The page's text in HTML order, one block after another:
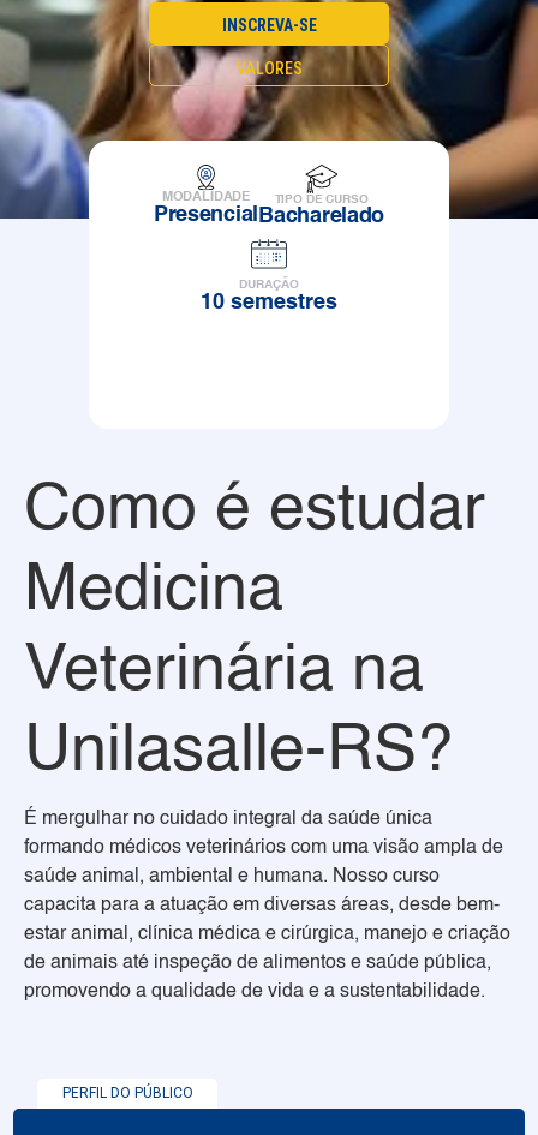
INSCREVA-SE
VALORES
MODALIDADE
Presencial
TIPO DE CURSO
Bacharelado
DURAÇÃO
10 semestres
Como é estudar
Medicina
Veterinária na
Unilasalle-RS?
É mergulhar no cuidado integral da saúde única
formando médicos veterinários com uma visão ampla de
saúde animal, ambiental e humana. Nosso curso
capacita para a atuação em diversas áreas, desde bem-
estar animal, clínica médica e cirúrgica, manejo e criação
de animais até inspeção de alimentos e saúde pública,
promovendo a qualidade de vida e a sustentabilidade.
PERFIL DO PÚBLICO